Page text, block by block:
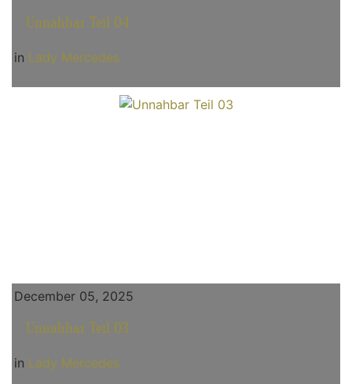
Unnahbar Teil 04
in Lady Mercedes
December 05, 2025
Unnahbar Teil 03
in Lady Mercedes